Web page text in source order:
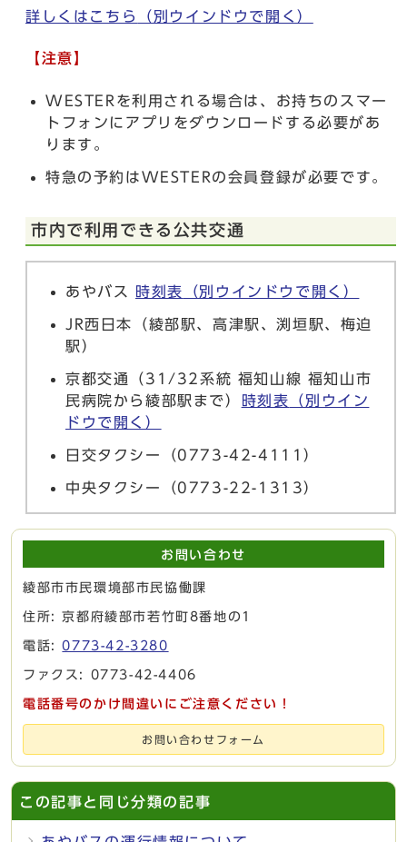
詳しくはこちら （別ウインドウで開く）
【注意】
WESTERを利用される場合は、お持ちのスマー
トフォンにアプリをダウンロードする必要があ
ります。
特急の予約はWESTERの会員登録が必要です。
市内で利用できる公共交通
あやバス 時刻表 （別ウインドウで開く）
JR西日本（綾部駅、高津駅、渕垣駅、梅迫
駅）
京都交通（31/32系統 福知山線 福知山市
民病院から綾部駅まで）
時刻表 （別ウイン
ドウで開く）
日交タクシー（0773-42-4111）
中央タクシー（0773-22-1313）
お問い合わせ
綾部市市民環境部市民協働課
住所: 京都府綾部市若竹町8番地の1
電話:0773-42-3280
ファクス: 0773-42-4406
電話番号のかけ間違いにご注意ください！
お問い合わせフォーム
この記事と同じ分類の記事